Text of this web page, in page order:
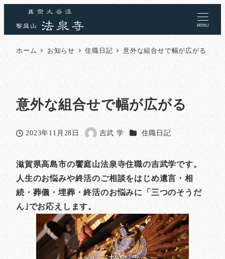
MENU
ホーム お知らせ 住職日記 意外な組合せで幅が広がる
意外な組合せで幅が広がる
投稿日
2023年11月28日
著
者
吉武 学 カテゴリー
住職日記
滋賀県高島市の饗庭山法泉寺住職の吉武学です。
人生のお悩みや終活のご相談をはじめ遺言・相
続・葬儀・埋葬・終活のお悩みに「三つのそうだ
ん｣でお応えします。